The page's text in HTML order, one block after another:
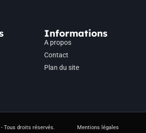
Informations
A propos
Contact
Plan du site
Tous droits réservés. Mentions légales